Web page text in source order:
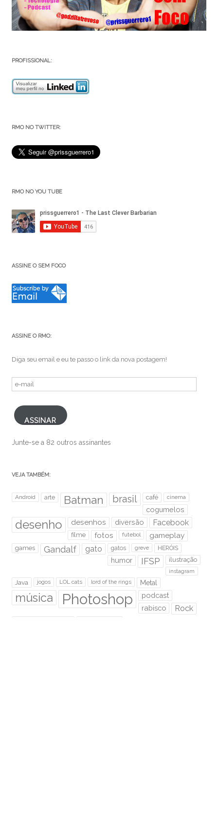
PROFISSIONAL:
RMO NO TWITTER:
RMO NO YOU TUBE
ASSINE O SEM FOCO
ASSINE O RMO:
Diga seu email e eu te passo o link da nova postagem!
e-
mail
ASSINAR
Junte-se a 82 outros assinantes
VEJA TAMBÉM:
Android arte Batman brasil café cinema
cogumelos
desenho desenhos diversão Facebook
filme fotos futebol gameplay
games Gandalf gato gatos greve HERÓIS
humor IFSP ilustração
instagram
Java jogos LOL cats lord of the rings Metal
música Photoshop
podcast
rabisco
Rock